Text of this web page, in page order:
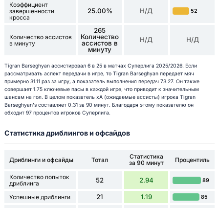
Коэффициент
завершенности
кросса
25.00% Н/Д 52
Количество ассистов
в минуту
265
Количество
ассистов в
минуту
Н/Д Н/Д
Tigran Barseghyan ассистировал 6 в 25 в матчах Суперлига 2025/2026. Если
рассматривать аспект передачи в игре, то Tigran Barseghyan передает мяч
примерно 31.11 раз за игру, а показатель выполнения передач 73.27. Он также
совершает 1.75 ключевые пасы в каждой игре, что приводит к значительным
шансам на гол. В целом показатель xA (ожидаемые ассисты) игрока Tigran
Barseghyan's составляет 0.31 за 90 минут. Благодаря этому показателю он
обходит 97 процентов игроков Суперлига.
Статистика дриблингов и офсайдов
Дриблинги и офсайды Тотал
Статистика
за 90 минут
Процентиль
Количество попыток
дриблинга
52 2.94 89
Успешные дриблинги 21 1.19 85